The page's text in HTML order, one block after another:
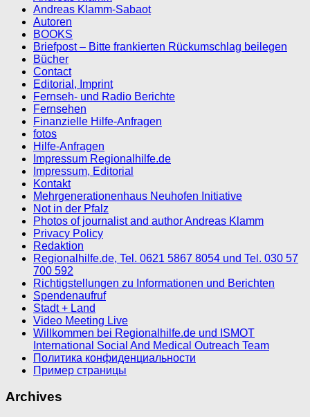
Andreas Klamm-Sabaot
Autoren
BOOKS
Briefpost – Bitte frankierten Rückumschlag beilegen
Bücher
Contact
Editorial, Imprint
Fernseh- und Radio Berichte
Fernsehen
Finanzielle Hilfe-Anfragen
fotos
Hilfe-Anfragen
Impressum Regionalhilfe.de
Impressum, Editorial
Kontakt
Mehrgenerationenhaus Neuhofen Initiative
Not in der Pfalz
Photos of journalist and author Andreas Klamm
Privacy Policy
Redaktion
Regionalhilfe.de, Tel. 0621 5867 8054 und Tel. 030 57
700 592
Richtigstellungen zu Informationen und Berichten
Spendenaufruf
Stadt + Land
Video Meeting Live
Willkommen bei Regionalhilfe.de und ISMOT
International Social And Medical Outreach Team
Политика конфиденциальности
Пример страницы
Archives